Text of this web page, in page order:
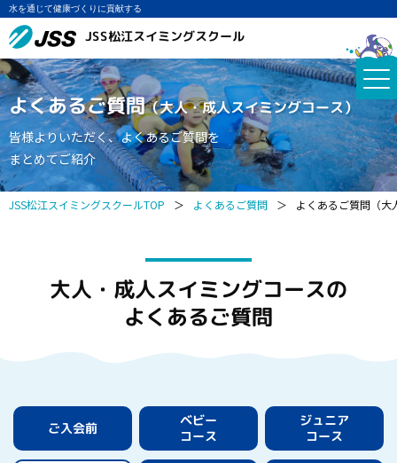
水を通じて健康づくりに貢献する
JSS松江スイミングスクール
よくあるご質問（大人・成人スイミングコース）
皆様よりいただく、よくあるご質問を
まとめてご紹介
JSS松江スイミングスクールTOP ＞ よくあるご質問 ＞ よくあるご質問（大
大人・成人スイミングコースの
よくあるご質問
ご入会前
ベビー
コース
ジュニア
コース